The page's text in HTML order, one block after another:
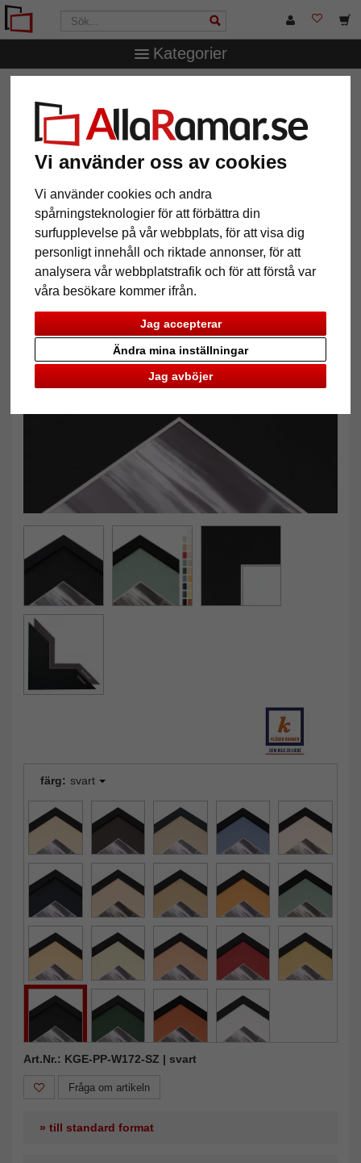
Vi använder oss av cookies
Vi använder cookies och andra
spårningsteknologier för att förbättra din
surfupplevelse på vår webbplats, för att visa dig
personligt innehåll och riktade annonser, för att
analysera vår webbplatstrafik och för att förstå var
våra besökare kommer ifrån.
Jag accepterar
Jag avböjer
Ändra mina inställningar
Kategorier
1,3 mm passepartout efter mått
1,3 mm passepartout efter mått
Pictures Preview
Tillbaka
färg: svart
Art.Nr.: KGE-PP-W172-SZ | svart
Fråga om artikeln
» till standard format